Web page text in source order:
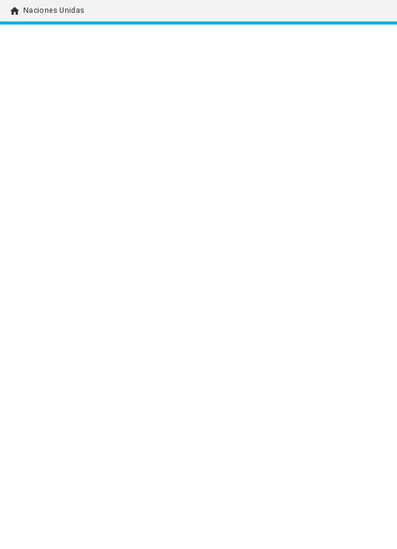
home Naciones Unidas